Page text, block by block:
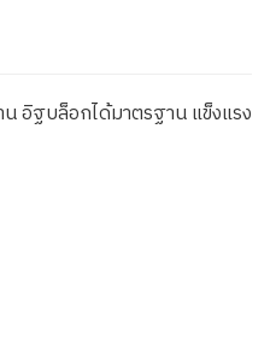
อิฐบล็อกได้มาตรฐาน แข็งแรง